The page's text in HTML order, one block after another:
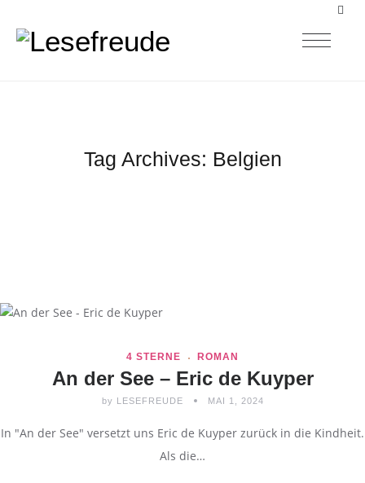
Tag Archives: Belgien
4 STERNE ROMAN
An der See – Eric de Kuyper
by LESEFREUDE MAI 1, 2024
In "An der See" versetzt uns Eric de Kuyper zurück in die Kindheit.
Als die…